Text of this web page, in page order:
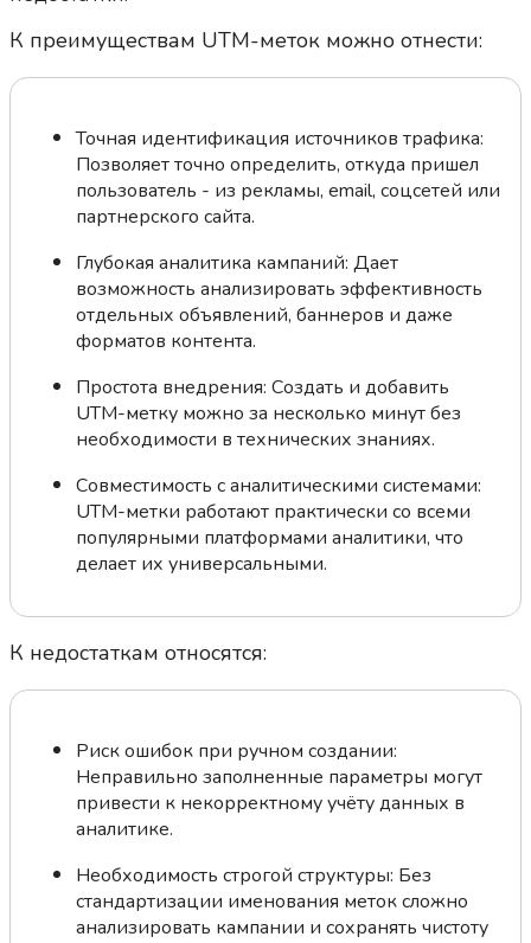
К преимуществам UTM-меток можно отнести:
Точная идентификация источников трафика:
Позволяет точно определить, откуда пришел
пользователь - из рекламы, email, соцсетей или
партнерского сайта.
Глубокая аналитика кампаний: Дает
возможность анализировать эффективность
отдельных объявлений, баннеров и даже
форматов контента.
Простота внедрения: Создать и добавить
UTM-метку можно за несколько минут без
необходимости в технических знаниях.
Совместимость с аналитическими системами:
UTM-метки работают практически со всеми
популярными платформами аналитики, что
делает их универсальными.
К недостаткам относятся:
Риск ошибок при ручном создании:
Неправильно заполненные параметры могут
привести к некорректному учёту данных в
аналитике.
Необходимость строгой структуры: Без
стандартизации именования меток сложно
анализировать кампании и сохранять чистоту